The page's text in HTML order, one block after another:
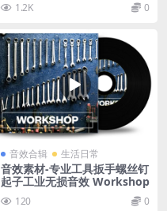
1.2K 0
音效合辑 生活日常
音效素材-专业工具扳手螺丝钉
起子工业无损音效 Workshop
120 0